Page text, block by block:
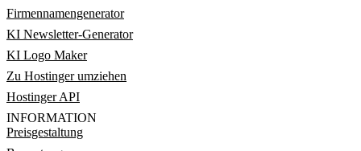
Firmennamengenerator
KI Newsletter-Generator
KI Logo Maker
Zu Hostinger umziehen
Hostinger API
INFORMATION
Preisgestaltung